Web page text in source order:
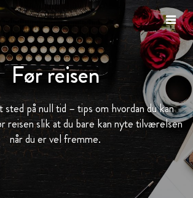
Før reisen
på null tid – tips om hvordan du kan
reisen slik at du bare kan nyte tilværelsen
når du er vel fremme.